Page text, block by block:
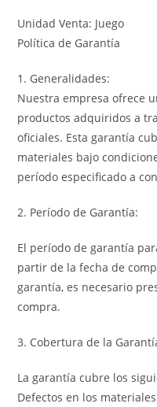
Unidad Venta: Juego
Política de Garantía
1. Generalidades:
Nuestra empresa ofrece
productos adquiridos a
oficiales. Esta garantía
materiales bajo
período especificado a
2. Período de Garantía:
El período de garantía
partir de la fecha de
garantía, es necesario
compra.
3. Cobertura de la
La garantía cubre los
Defectos en los